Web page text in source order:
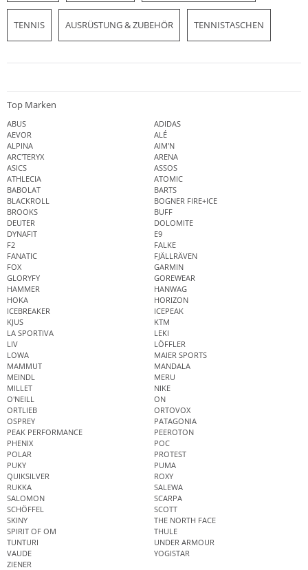
TENNIS AUSRÜSTUNG & ZUBEHÖR TENNISTASCHEN
Top Marken
ABUS
ADIDAS
AEVOR
ALÉ
ALPINA
AIM'N
ARC'TERYX
ARENA
ASICS
ASSOS
ATHLECIA
ATOMIC
BABOLAT
BARTS
BLACKROLL
BOGNER FIRE+ICE
BROOKS
BUFF
DEUTER
DOLOMITE
DYNAFIT
E9
F2
FALKE
FANATIC
FJÄLLRÄVEN
FOX
GARMIN
GLORYFY
GOREWEAR
HAMMER
HANWAG
HOKA
HORIZON
ICEBREAKER
ICEPEAK
KJUS
KTM
LA SPORTIVA
LEKI
LIV
LÖFFLER
LOWA
MAIER SPORTS
MAMMUT
MANDALA
MEINDL
MERU
MILLET
NIKE
O'NEILL
ON
ORTLIEB
ORTOVOX
OSPREY
PATAGONIA
PEAK PERFORMANCE
PEEROTON
PHENIX
POC
POLAR
PROTEST
PUKY
PUMA
QUIKSILVER
ROXY
RUKKA
SALEWA
SALOMON
SCARPA
SCHÖFFEL
SCOTT
SKINY
THE NORTH FACE
SPIRIT OF OM
THULE
TUNTURI
UNDER ARMOUR
VAUDE
YOGISTAR
ZIENER